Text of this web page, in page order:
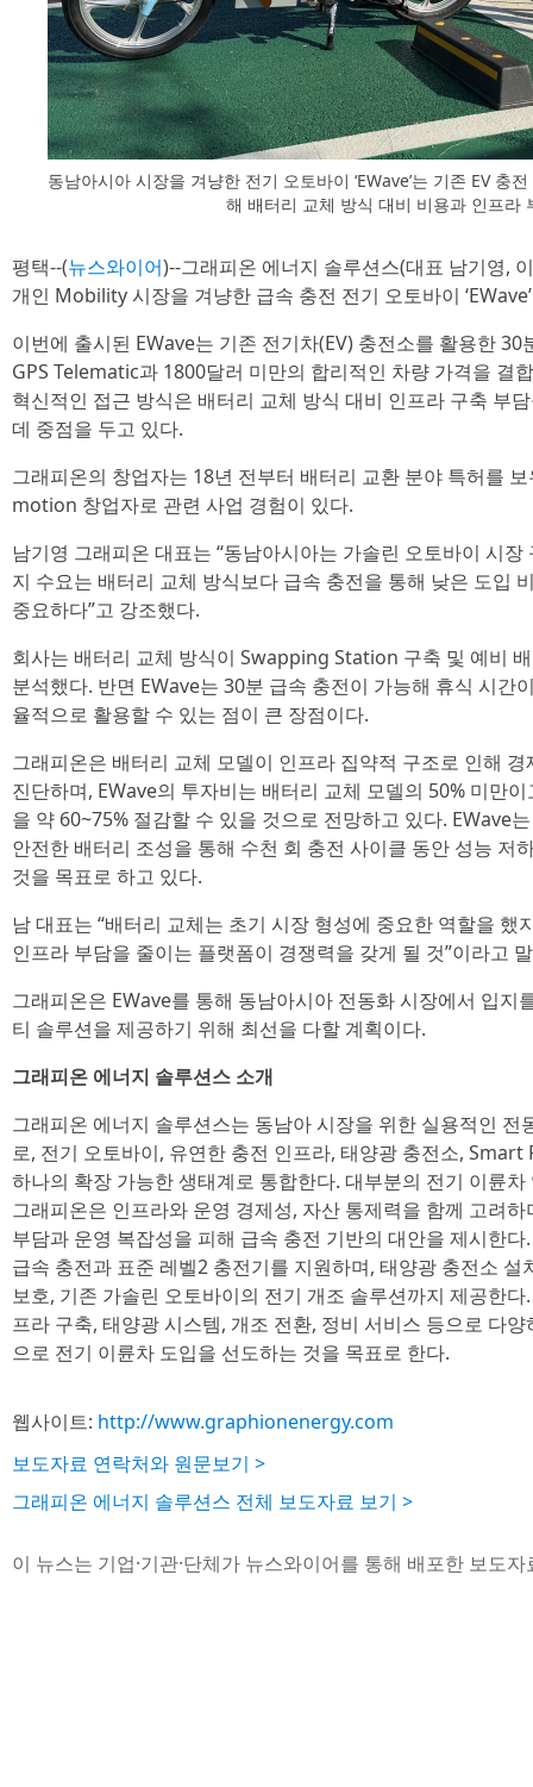
동남아시아 시장을 겨냥한 전기 오토바이 ‘EWave’는 기존 EV 충
해 배터리 교체 방식 대비 비용과 인프라
평택--(뉴스와이어)--그래피온 에너지 솔루션스(대표 남기영,
개인 Mobility 시장을 겨냥한 급속 충전 전기 오토바이
이번에 출시된 EWave는 기존 전기차(EV) 충전소를 활용한
GPS Telematic과 1800달러 미만의 합리적인 차량 가격을 결
혁신적인 접근 방식은 배터리 교체 방식 대비 인프라 구축 부
데 중점을 두고 있다.
그래피온의 창업자는 18년 전부터 배터리 교환 분야 특허를
motion 창업자로 관련 사업 경험이 있다.
남기영 그래피온 대표는 “동남아시아는 가솔린 오토바이 시
지 수요는 배터리 교체 방식보다 급속 충전을 통해 낮은 도입
중요하다”고 강조했다.
회사는 배터리 교체 방식이 Swapping Station 구축 및 예비
분석했다. 반면 EWave는 30분 급속 충전이 가능해 휴식 시간
율적으로 활용할 수 있는 점이 큰 장점이다.
그래피온은 배터리 교체 모델이 인프라 집약적 구조로 인해
진단하며, EWave의 투자비는 배터리 교체 모델의 50% 미만
을 약 60~75% 절감할 수 있을 것으로 전망하고 있다. EWave
안전한 배터리 조성을 통해 수천 회 충전 사이클 동안 성능 저
것을 목표로 하고 있다.
남 대표는 “배터리 교체는 초기 시장 형성에 중요한 역할을 했
인프라 부담을 줄이는 플랫폼이 경쟁력을 갖게 될 것”이라고
그래피온은 EWave를 통해 동남아시아 전동화 시장에서 입지
티 솔루션을 제공하기 위해 최선을 다할 계획이다.
그래피온 에너지 솔루션스 소개
그래피온 에너지 솔루션스는 동남아 시장을 위한 실용적인
로, 전기 오토바이, 유연한 충전 인프라, 태양광 충전소,
하나의 확장 가능한 생태계로 통합한다. 대부분의 전기 이륜
그래피온은 인프라와 운영 경제성, 자산 통제력을 함께 고려
부담과 운영 복잡성을 피해 급속 충전 기반의 대안을 제시한
급속 충전과 표준 레벨2 충전기를 지원하며, 태양광 충전소 설
보호, 기존 가솔린 오토바이의 전기 개조 솔루션까지 제공한
프라 구축, 태양광 시스템, 개조 전환, 정비 서비스 등으로 다
으로 전기 이륜차 도입을 선도하는 것을 목표로 한다.
웹사이트: http://www.graphionenergy.com
보도자료 연락처와 원문보기 >
그래피온 에너지 솔루션스 전체 보도자료 보기 >
이 뉴스는 기업·기관·단체가 뉴스와이어를 통해 배포한 보도